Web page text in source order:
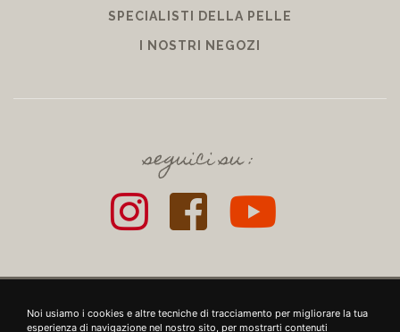
Noi usiamo i cookies e altre tecniche di tracciamento per migliorare la tua
esperienza di navigazione nel nostro sito, per mostrarti contenuti
SPECIALISTI DELLA PELLE
I NOSTRI NEGOZI
seguici su :
COD. FISC.: 06721860481 - INFO@39LEATHERGOODS.COM-CONTRIBUTI